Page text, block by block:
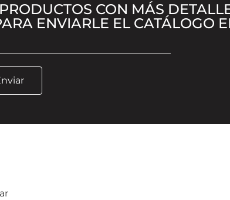
CON MÁS
ENVIARLE EL CATÁLOGO